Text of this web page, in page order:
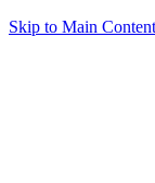
Skip to Main